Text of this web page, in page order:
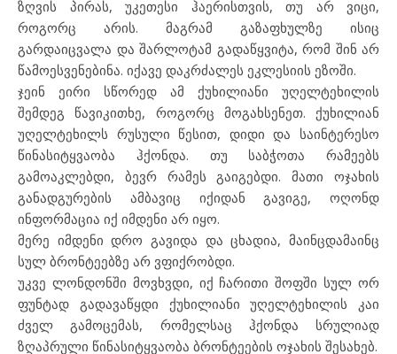
ზღვის პირას, უკეთესი ჰაერისთვის, თუ არ ვიცი,
როგორც არის. მაგრამ გაზაფხულზე ისიც
გარდაიცვალა და შარლოტამ გადაწყვიტა, რომ შინ არ
წამოესვენებინა. იქავე დაკრძალეს ეკლესიის ეზოში.
ჯეინ ეირი სწორედ ამ ქუხილიანი უღელტეხილის
შემდეგ წავიკითხე, როგორც მოგახსენეთ. ქუხილიან
უღელტეხილს რუსული წესით, დიდი და საინტერესო
წინასიტყვაობა ჰქონდა. თუ საბჭოთა რამეებს
გამოაკლებდი, ბევრ რამეს გაიგებდი. მათი ოჯახის
განადგურების ამბავიც იქიდან გავიგე, ოღონდ
ინფორმაცია იქ იმდენი არ იყო.
მერე იმდენი დრო გავიდა და ცხადია, მაინცდამაინც
სულ ბრონტეებზე არ ვფიქრობდი.
უკვე ლონდონში მოვხვდი, იქ ჩარითი შოფში სულ ორ
ფუნტად გადავაწყდი ქუხილიანი უღელტეხილის კაი
ძველ გამოცემას, რომელსაც ჰქონდა სრულიად
ზღაპრული წინასიტყვაობა ბრონტეების ოჯახის შესახებ.